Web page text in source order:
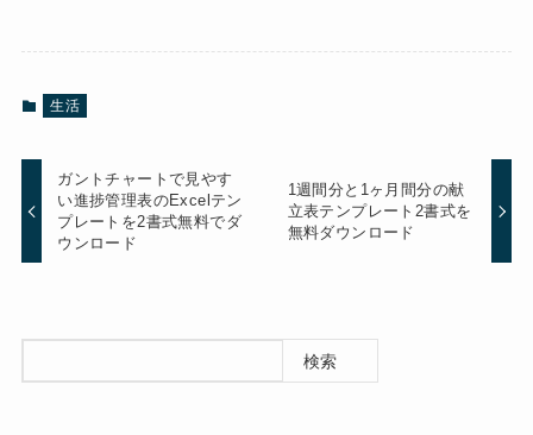
生活
ガントチャートで見やす
い進捗管理表のExcelテン
プレートを2書式無料でダ
ウンロード
1週間分と1ヶ月間分の献
立表テンプレート2書式を
無料ダウンロード
検索